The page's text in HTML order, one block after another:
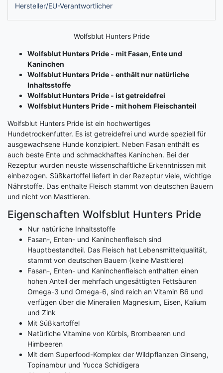
Hersteller/EU-Verantwortlicher
Wolfsblut Hunters Pride
Wolfsblut Hunters Pride - mit Fasan, Ente und
Kaninchen
Wolfsblut Hunters Pride - enthält nur natürliche
Inhaltsstoffe
Wolfsblut Hunters Pride - ist getreidefrei
Wolfsblut Hunters Pride - mit hohem Fleischanteil
Wolfsblut Hunters Pride ist ein hochwertiges
Hundetrockenfutter. Es ist getreidefrei und wurde speziell für
ausgewachsene Hunde konzipiert. Neben Fasan enthält es
auch beste Ente und schmackhaftes Kaninchen. Bei der
Rezeptur wurden neuste wissenschaftliche Erkenntnissen mit
einbezogen. Süßkartoffel liefert in der Rezeptur viele, wichtige
Nährstoffe. Das enthalte Fleisch stammt von deutschen Bauern
und nicht von Masttieren.
Eigenschaften Wolfsblut Hunters Pride
Nur natürliche Inhaltsstoffe
Fasan-, Enten- und Kaninchenfleisch sind
Hauptbestandteil. Das Fleisch hat Lebensmittelqualität,
stammt von deutschen Bauern (keine Masttiere)
Fasan-, Enten- und Kaninchenfleisch enthalten einen
hohen Anteil der mehrfach ungesättigten Fettsäuren
Omega-3 und Omega-6, sind reich an Vitamin B6 und
verfügen über die Mineralien Magnesium, Eisen, Kalium
und Zink
Mit Süßkartoffel
Natürliche Vitamine von Kürbis, Brombeeren und
Himbeeren
Mit dem Superfood-Komplex der Wildpflanzen Ginseng,
Topinambur und Yucca Schidigera